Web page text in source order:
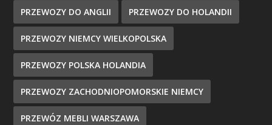
PRZEWOZY DO ANGLII PRZEWOZY DO HOLANDII
PRZEWOZY NIEMCY WIELKOPOLSKA
PRZEWOZY POLSKA HOLANDIA
PRZEWOZY ZACHODNIOPOMORSKIE NIEMCY
PRZEWÓZ MEBLI WARSZAWA